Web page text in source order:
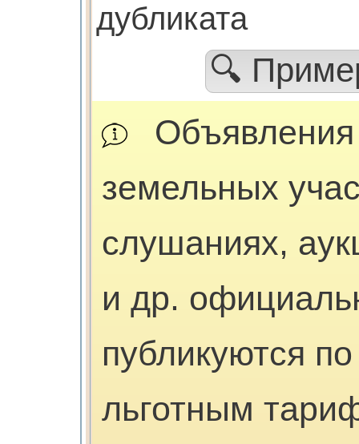
дубликата
🔍
земельных
слушаниях,
и др.
публикуются
льготным